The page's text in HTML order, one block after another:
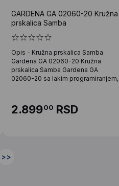
GARDENA GA 02060-20 Kružna
prskalica Samba
Opis - Kružna prskalica Samba
Gardena GA 02060-20 Kružna
prskalica Samba Gardena GA
02060-20 sa lakim programiranjem,
2.89900 RSD
>>